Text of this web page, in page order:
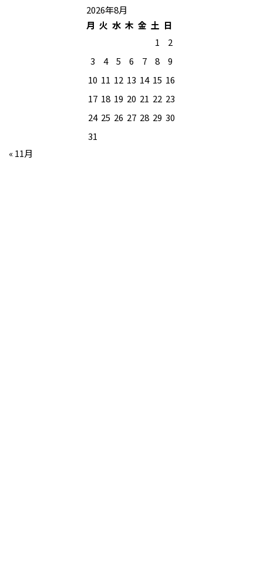
2026年8月
月 火 水 木 金 土 日
1
2
3
4 5 6 7 8
9
10 11 12 13 14 15 16
17 18 19 20 21 22 23
24 25 26 27 28 29 30
31
« 11月